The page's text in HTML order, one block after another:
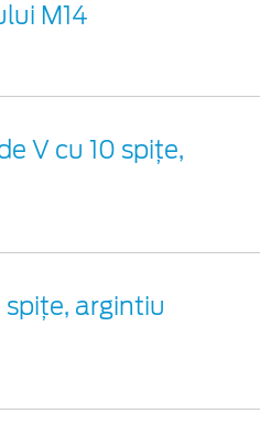
M14
V cu 10 spiţe,
spiţe, argintiu